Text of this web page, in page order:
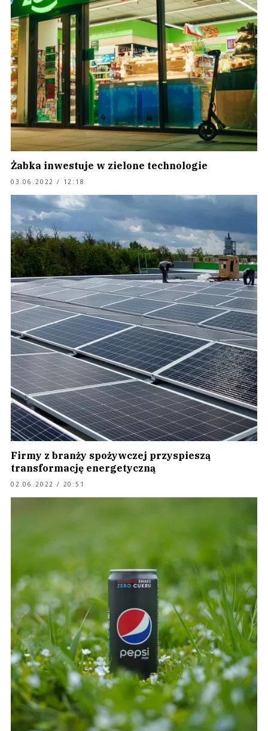
Żabka inwestuje w zielone technologie
03.06.2022 / 12:18
Firmy z branży spożywczej przyspieszą
transformację energetyczną
02.06.2022 / 20:51